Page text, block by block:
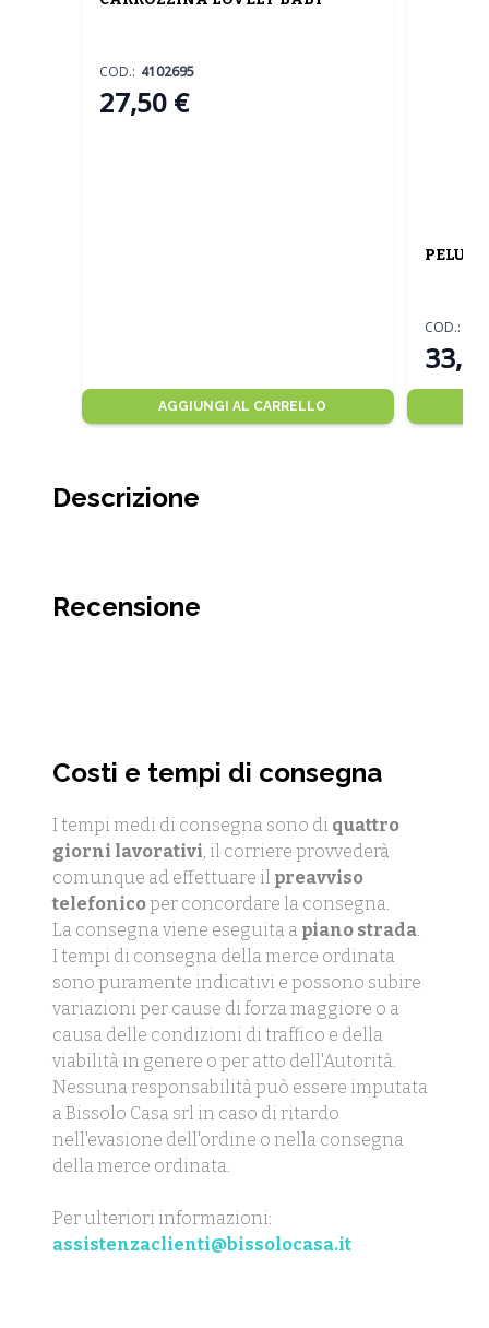
27,50 €
COD.: 4102695
AGGIUNGI AL CARRELLO
COD.:
Descrizione
Recensione
Costi e tempi di consegna
I tempi medi di consegna sono di quattro
giorni lavorativi, il corriere provvederà
comunque ad effettuare il preavviso
telefonicoper concordare la consegna.
La consegna viene eseguita a piano strada.
I tempi di consegna della merce ordinata
sono puramente indicativi e possono subire
variazioni per cause di forza maggiore o a
causa delle condizioni di traffico e della
viabilità in genere o per atto dell'Autorità.
Nessuna responsabilità può essere imputata
a Bissolo Casa srl in caso di ritardo
nell'evasione dell'ordine o nella consegna
della merce ordinata.
Per ulteriori informazioni:
assistenzaclienti@bissolocasa.it